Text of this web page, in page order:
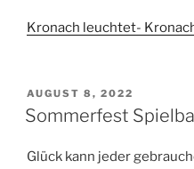
Kronach leuchtet-
VERÖFFENTLICHT
AM
AUGUST 8, 2022
Sommerfest
Glück kann jeder